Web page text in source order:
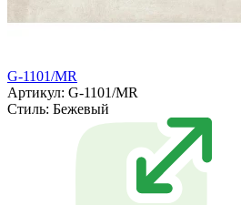
G-1101/MR
Артикул: G-1101/MR
Стиль: Бежевый